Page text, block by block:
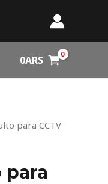
0ARS
para CCTV